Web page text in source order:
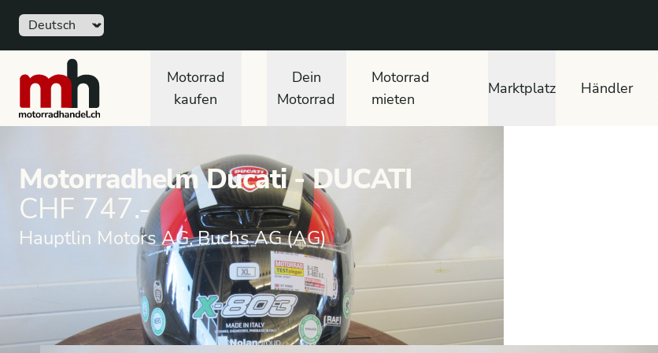
Sprache
motorradhandel.ch
Motorrad
kaufen
Dein
Motorrad
Motorrad
mieten
Marktplatz Händler
Motorradhelm Ducati - DUCATI
CHF 747.-
Hauptlin Motors AG, Buchs AG (AG)
Marktplatz Bekleidung Integralhelme